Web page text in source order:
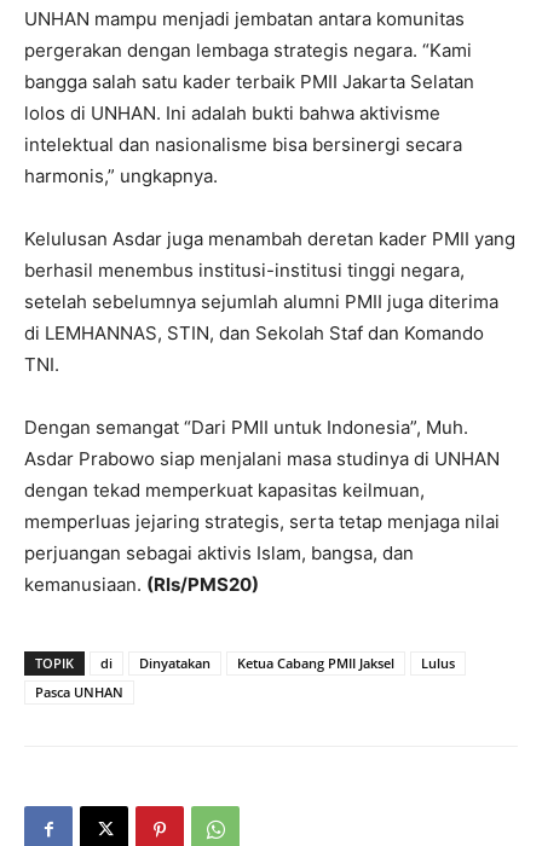
UNHAN mampu menjadi jembatan antara komunitas
pergerakan dengan lembaga strategis negara. “Kami
bangga salah satu kader terbaik PMII Jakarta Selatan
lolos di UNHAN. Ini adalah bukti bahwa aktivisme
intelektual dan nasionalisme bisa bersinergi secara
harmonis,” ungkapnya.
Kelulusan Asdar juga menambah deretan kader PMII yang
berhasil menembus institusi-institusi tinggi negara,
setelah sebelumnya sejumlah alumni PMII juga diterima
di LEMHANNAS, STIN, dan Sekolah Staf dan Komando
TNI.
Dengan semangat “Dari PMII untuk Indonesia”, Muh.
Asdar Prabowo siap menjalani masa studinya di UNHAN
dengan tekad memperkuat kapasitas keilmuan,
memperluas jejaring strategis, serta tetap menjaga nilai
perjuangan sebagai aktivis Islam, bangsa, dan
kemanusiaan. (Rls/PMS20)
TOPIK di Dinyatakan Ketua Cabang PMII Jaksel
Lulus
Pasca UNHAN